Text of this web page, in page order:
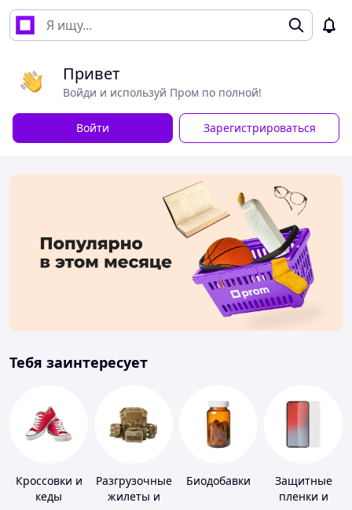
Привет
Войди и используй Пром по полной!
Войти Зарегистрироваться
Тебя заинтересует
Кроссовки и
кеды
Разгрузочные
жилеты и
Биодобавки
Защитные
пленки и